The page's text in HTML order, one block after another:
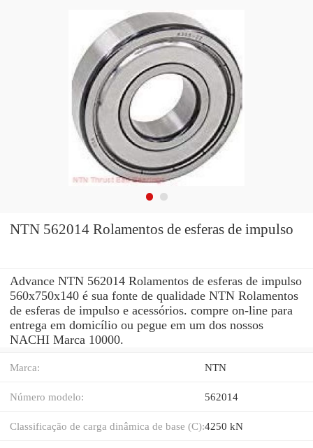
NTN 562014 Rolamentos de esferas de impulso
Advance NTN 562014 Rolamentos de esferas de impulso
560x750x140 é sua fonte de qualidade NTN Rolamentos
de esferas de impulso e acessórios. compre on-line para
entrega em domicílio ou pegue em um dos nossos
NACHI Marca 10000.
Marca: NTN
Número modelo: 562014
Classificação de carga dinâmica de base (C):4250 kN